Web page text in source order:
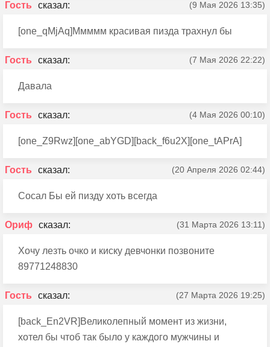
Гость (9 Мая 2026 13:35)
[one_qMjAq]Ммммм красивая пизда трахнул бы
Гость (7 Мая 2026 22:22)
Давала
Гость (4 Мая 2026 00:10)
[one_Z9Rwz][one_abYGD][back_f6u2X][one_tAPrA]
Гость (20 Апреля 2026 02:44)
Сосал Бы ей пизду хоть всегда
Ориф (31 Марта 2026 13:11)
Хочу лезть очко и киску девчонки позвоните
89771248830
Гость (27 Марта 2026 19:25)
[back_En2VR]Великолепный момент из жизни,
хотел бы чтоб так было у каждого мужчины и